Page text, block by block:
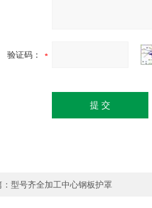
验证码：
型号齐全加工中心钢板护罩